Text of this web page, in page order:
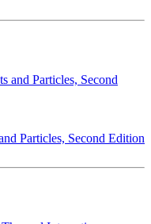
Particles, Second Edition